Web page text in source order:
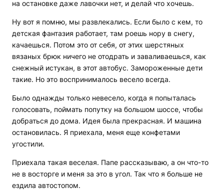
на остановке даже лавочки нет, и делай что хочешь.
Ну вот я помню, мы развлекались. Если было с кем, то
детская фантазия работает, там роешь нору в снегу,
качаешься. Потом это от себя, от этих шерстяных
вязаных брюк ничего не отодрать и заваливаешься, как
снежный истукан, в этот автобус. Замороженные дети
такие. Но это воспринималось весело всегда.
Было однажды только невесело, когда я попыталась
голосовать, поймать попутку на большом шоссе, чтобы
добраться до дома. Идея была прекрасная. И машина
остановилась. Я приехала, меня еще конфетами
угостили.
Приехала такая веселая. Папе рассказываю, а он что-то
не в восторге и меня за это в угол. Так что я больше не
ездила автостопом.